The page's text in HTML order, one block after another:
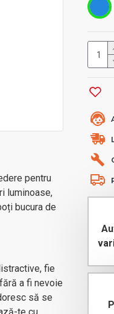
pentru
luminoase,
bucura de
fie
a fi nevoie
să se